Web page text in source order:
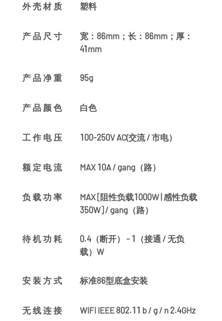
外壳材质 塑料
产品尺寸
宽：86mm；长：86mm；厚：
41mm
产品净重 95g
产品颜色 白色
工作电压 100-250V AC(交流 / 市电）
额定电流 MAX 10A / gang（路）
负载功率
MAX [阻性负载1000W | 感性负载
350W] / gang（路）
待机功耗
0.4（断开） - 1（接通 / 无负
载）W
安装方式 标准86型底盒安装
无线连接 WiFi IEEE 802.11 b / g / n 2.4GHz